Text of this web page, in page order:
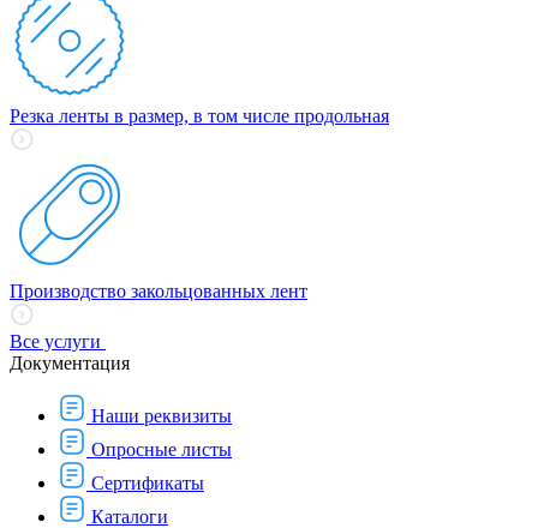
Резка ленты в размер, в том числе продольная
Производство закольцованных лент
Все услуги
Документация
Наши реквизиты
Опросные листы
Сертификаты
Каталоги